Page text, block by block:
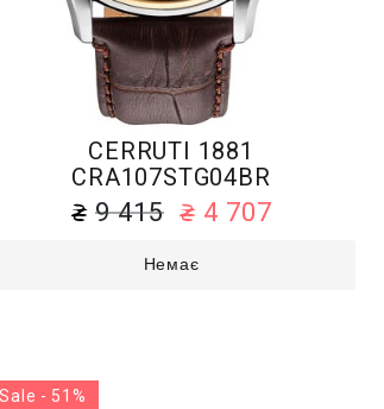
CERRUTI 1881
CRA107STG04BR
9 415 4 707
Немає
Sale - 51%